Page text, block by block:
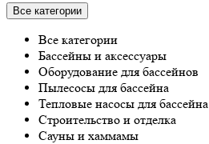
Все категории
Все категории
Бассейны и аксессуары
Оборудование для бассейнов
Пылесосы для бассейна
Тепловые насосы для бассейна
Строительство и отделка
Сауны и хаммамы